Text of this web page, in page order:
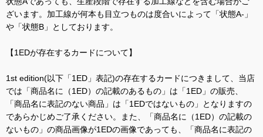
ざいます。加工線が何本も目立つものは度合いによって「状態A-」
や「状態B」としております。
【1EDが存在するカードについて】
1st edition(以下「1ED」表記)の存在するカードにつきまして、当店
では「商品名に（1ED）の記載のあるもの」は「1ED」の販売、
「商品名に表記のない商品」は「1EDではないもの」となりますの
であらかじめご了承ください。また、「商品名に（1ED）の記載の
ないもの」の商品画像が1EDの画像であっても、「商品名に表記の